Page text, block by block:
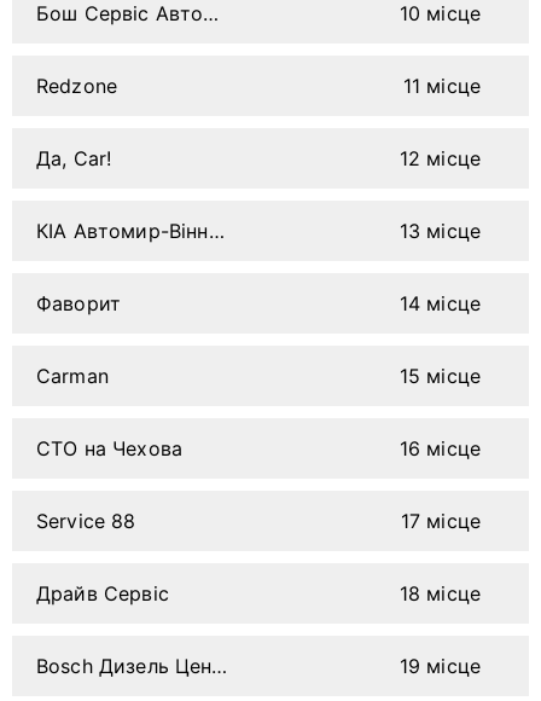
Бош Сервіс Автохелф 10 місце
Redzone 11 місце
Да, Car! 12 місце
КІА Автомир-Вінниця 13 місце
Фаворит 14 місце
Carman 15 місце
СТО на Чехова 16 місце
Service 88 17 місце
Драйв Сервіс 18 місце
Bosch Дизель Центр 19 місце